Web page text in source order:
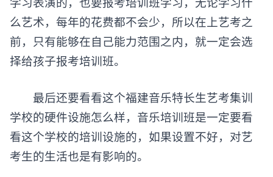
学习表演的，也要报考培训班学习，无论学习什
么艺术，每年的花费都不会少，所以在上艺考之
前，只有能够在自己能力范围之内，就一定会选
择给孩子报考培训班。
最后还要看看这个福建音乐特长生艺考集训
学校的硬件设施怎么样，音乐培训班是一定要看
看这个学校的培训设施的，如果设置不好，对艺
考生的生活也是有影响的。